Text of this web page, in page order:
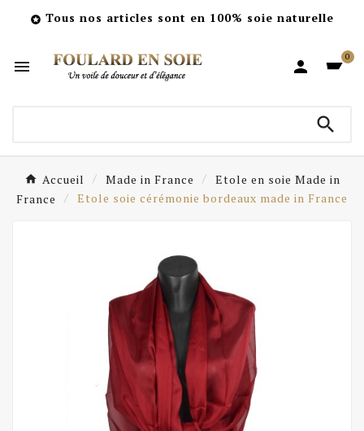
 Tous nos articles sont en 100% soie naturelle
 
0

Accueil Made in France
Etole en soie Made in
France
Etole soie cérémonie bordeaux made in France